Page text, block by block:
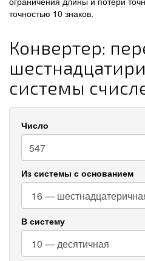
точностью 10 знаков.
Конвертер:
системы
Число
Из системы с основанием
В систему